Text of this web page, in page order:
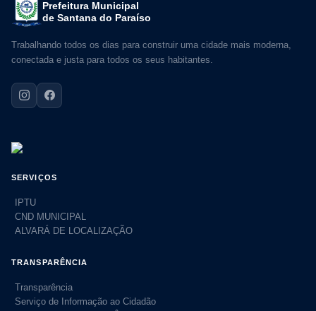
Prefeitura Municipal
de Santana do Paraíso
Trabalhando todos os dias para construir uma cidade mais moderna,
conectada e justa para todos os seus habitantes.
SERVIÇOS
IPTU
CND MUNICIPAL
ALVARÁ DE LOCALIZAÇÃO
TRANSPARÊNCIA
Transparência
Serviço de Informação ao Cidadão